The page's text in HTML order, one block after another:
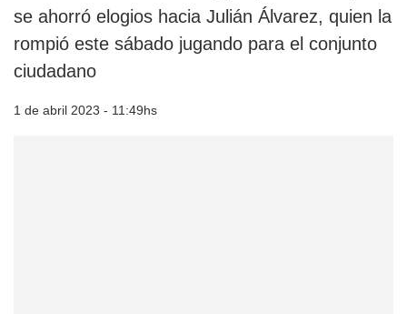
se ahorró elogios hacia Julián Álvarez, quien la
rompió este sábado jugando para el conjunto
ciudadano
1 de abril 2023 - 11:49hs